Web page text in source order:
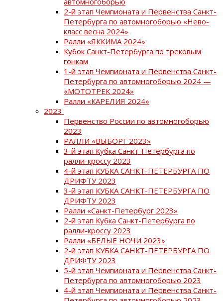
2-й этап Чемпионата и Первенства Санкт-
Петербурга по автомногоборью «Нево-
класс весна 2024»
Ралли «ЯККИМА 2024»
Кубок Санкт-Петербурга по трековым
гонкам
1-й этап Чемпионата и Первенства Санкт-
Петербурга по автомногоборью 2024 —
«МОТОТРЕК 2024»
Ралли «КАРЕЛИЯ 2024»
2023
Первенство России по автомногоборью
2023
РАЛЛИ «ВЫБОРГ 2023»
3-й этап Кубка Санкт-Петербурга по
ралли-кроссу 2023
4-й этап КУБКА САНКТ-ПЕТЕРБУРГА ПО
ДРИФТУ 2023
3-й этап КУБКА САНКТ-ПЕТЕРБУРГА ПО
ДРИФТУ 2023
Ралли «Санкт-Петербург 2023»
2-й этап Кубка Санкт-Петербурга по
ралли-кроссу 2023
Ралли «БЕЛЫЕ НОЧИ 2023»
2-й этап КУБКА САНКТ-ПЕТЕРБУРГА ПО
ДРИФТУ 2023
5-й этап Чемпионата и Первенства Санкт-
Петербурга по автомногоборью 2023
4-й этап Чемпионата и Первенства Санкт-